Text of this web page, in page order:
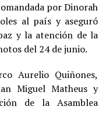
por Dinorah
al país y aseguró
y la atención de la
del 24 de junio.
Aurelio Quiñones,
Miguel Matheus y
de la Asamblea